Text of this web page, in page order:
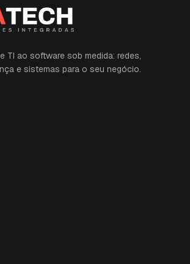
TI ao software sob medida: redes,
e sistemas para o seu negócio.